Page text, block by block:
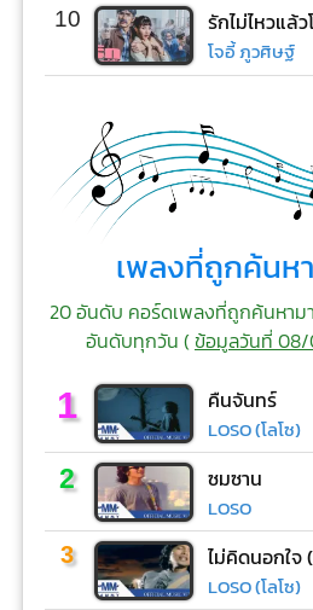
10 รักไม่ไหวแล้ว
โจอี้ ภูวศิษฐ์
เพลงที่ถูกค้นห
20 อันดับ คอร์ดเพลงที่ถูกค้นหาม
อันดับทุกวัน (ข้อมูลวันที่
1 คืนจันทร์
LOSO (โลโซ)
2 ซมซาน
LOSO
3 ไม่คิดนอกใจ
LOSO (โลโซ)